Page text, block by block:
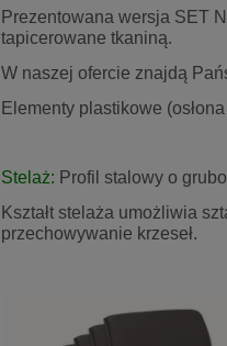
Krzesło konferencyjne SET
723,00 zł
Prezentowana wersja SET
tapicerowane tkaniną.
W naszej ofercie znajdą
Elementy plastikowe
Stelaż: Profil stalowy o
Kształt stelaża umożliwia
przechowywanie krzeseł.